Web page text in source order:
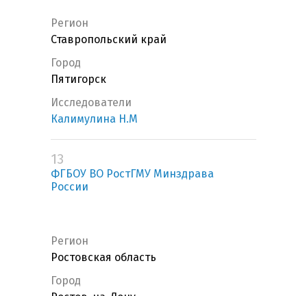
Регион
Ставропольский край
Город
Пятигорск
Исследователи
Калимулина Н.М
13
ФГБОУ ВО РостГМУ Минздрава
России
Регион
Ростовская область
Город